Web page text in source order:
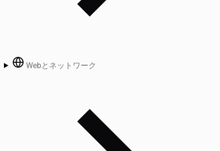
Webとネットワーク